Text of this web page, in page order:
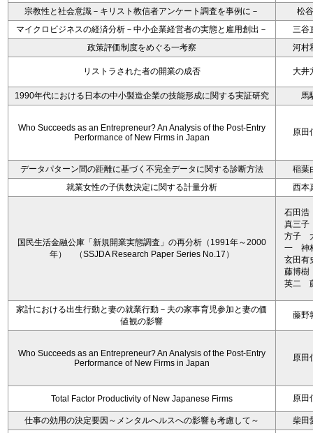
宗教性と社会意識－キリスト教信者アンケート調査を事例に－
松
マイクロビジネスの経済分析－中小企業経営者の実態と雇用創出－
三谷
政策評価制度をめぐる一考察
河村
リストラされた者の開業の成否 大井
1990年代における日本の中小製造企業の技能形成に関する実証研究 馬
Who Succeeds as an Entrepreneur? An Analysis of the Post-Entry
Performance of New Firms in Japan
原田
データパターン間の距離に基づく不完全データに関する診断方法
稲葉
就業女性の子供数決定に関する計量分析
西本
国民生活金融公庫「新規開業実態調査」の再分析（1991年～2000
年） （SSJDA Research Paper Series No.17）
石田
真三
方子
一 神
玄田
藤博
英二
家計における出生行動と妻の就業行動－夫の家事育児参加と妻の価
値観の影響
藤野
Who Succeeds as an Entrepreneur? An Analysis of the Post-Entry
Performance of New Firms in Japan
原田
Total Factor Productivity of New Japanese Firms 原田
仕事の効用の決定要因～メンタルへルスへの影響も考慮して～
柴田